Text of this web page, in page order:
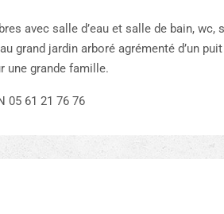
avec salle d’eau et salle de bain,
grand jardin arboré agrémenté d’un
une grande famille.
05 61 21 76 76